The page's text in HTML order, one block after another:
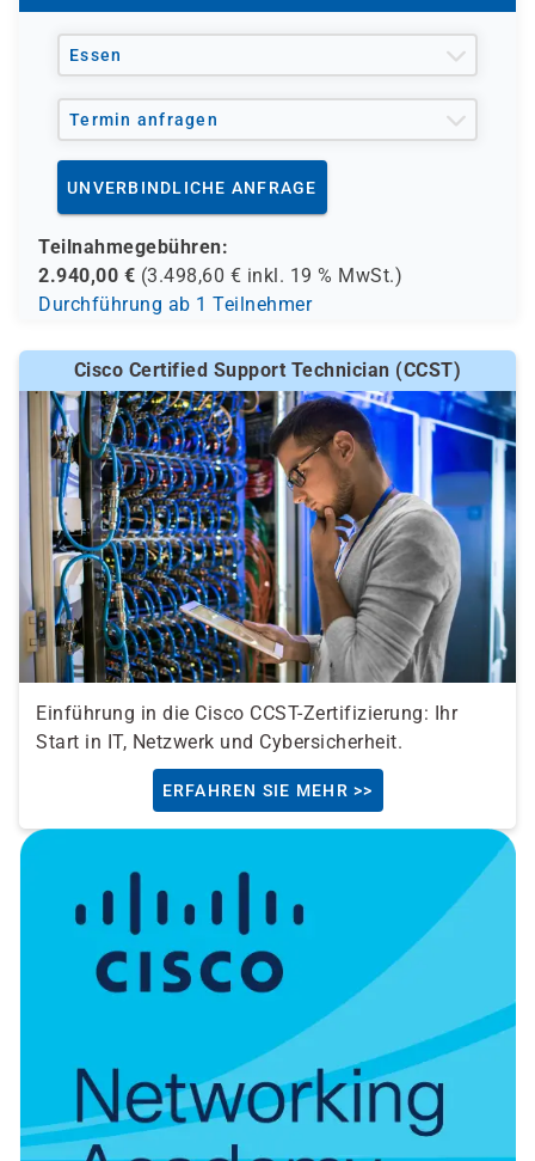
und andere Träger möglich
Essen
Termin anfragen
UNVERBINDLICHE ANFRAGE
Teilnahmegebühren:
2.940,00 € (3.498,60 € inkl. 19 % MwSt.)
Durchführung ab 1 Teilnehmer
Cisco Certified Support Technician (CCST)
Einführung in die Cisco CCST-Zertifizierung: Ihr
Start in IT, Netzwerk und Cybersicherheit.
ERFAHREN SIE MEHR >>